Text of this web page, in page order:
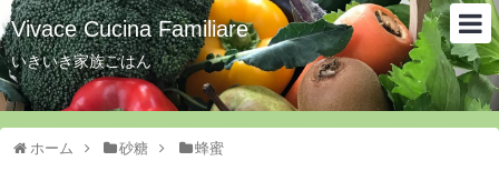
Vivace Cucina Familiare
いきいき家族ごはん
ホーム 砂糖 蜂蜜